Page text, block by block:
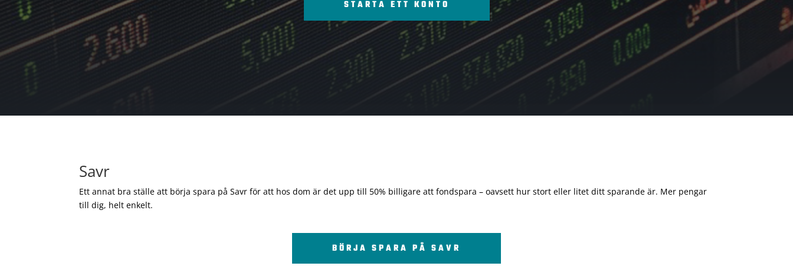
STARTA ETT KONTO
Savr
Ett annat bra ställe att börja spara på Savr för att hos dom är det upp till 50% billigare att fondspara – oavsett hur stort eller litet ditt sparande är. Mer pengar
till dig, helt enkelt.
BÖRJA SPARA PÅ SAVR